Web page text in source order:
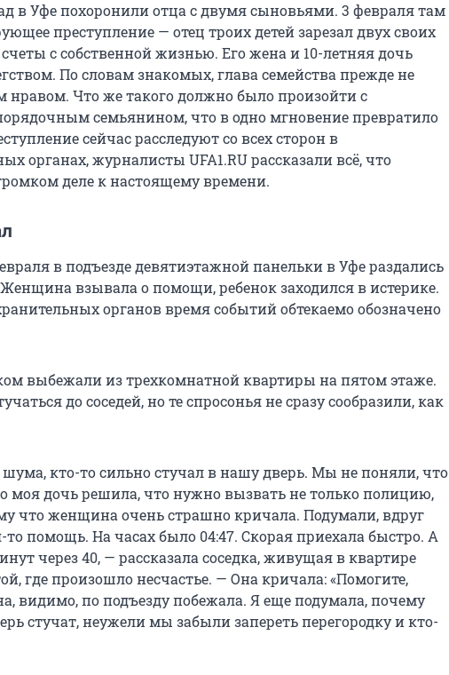
в Уфе похоронили отца с двумя сыновьями. 3 февраля там
преступление — отец троих детей зарезал двух своих
с собственной жизнью. Его жена и 10-летняя дочь
По словам знакомых, глава семейства прежде не
нравом. Что же такого должно было произойти с
семьянином, что в одно мгновение превратило
сейчас расследуют со всех сторон в
органах, журналисты UFA1.RU рассказали всё, что
деле к настоящему времени.
в подъезде девятиэтажной панельки в Уфе раздались
взывала о помощи, ребенок заходился в истерике.
органов время событий обтекаемо обозначено
выбежали из трехкомнатной квартиры на пятом этаже.
до соседей, но те спросонья не сразу сообразили, как
шума, кто-то сильно стучал в нашу дверь. Мы не поняли, что
моя дочь решила, что нужно вызвать не только полицию,
что женщина очень страшно кричала. Подумали, вдруг
то помощь. На часах было 04:47. Скорая приехала быстро. А
через 40, — рассказала соседка, живущая в квартире
где произошло несчастье. — Она кричала: «Помогите,
видимо, по подъезду побежала. Я еще подумала, почему
стучат, неужели мы забыли запереть перегородку и кто-